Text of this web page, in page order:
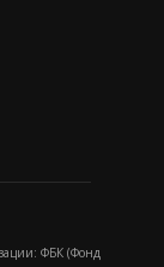
ФБК (Фонд